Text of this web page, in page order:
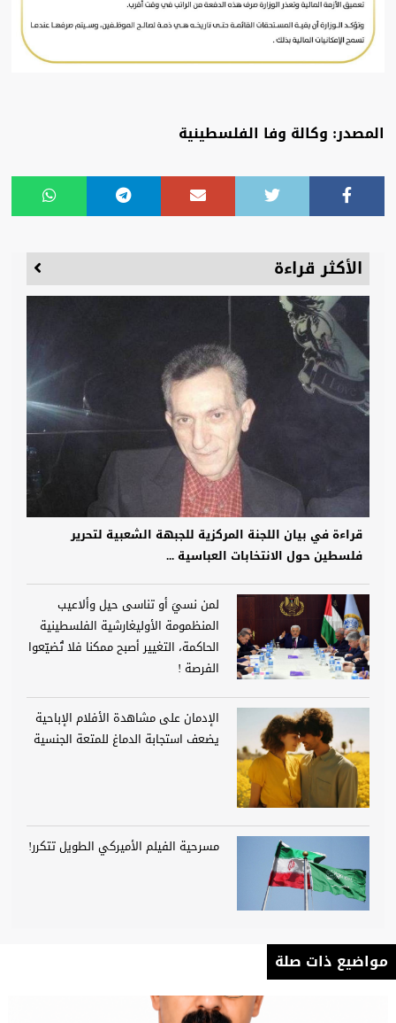
المصدر: وكالة وفا الفلسطينية
الأكثر قراءة
قراءة في بيان اللجنة المركزية للجبهة الشعبية لتحرير
فلسطين حول الانتخابات العباسية ...
لمن نسيَ أو تناسى حيل وألاعيب
المنظمومة الأوليغارشية الفلسطينية
الحاكمة، التغيير أصبح ممكنا فلا تُضيّعوا
الفرصة !
الإدمان على مشاهدة الأفلام الإباحية
يضعف استجابة الدماغ للمتعة الجنسية
مسرحية الفيلم الأميركي الطويل تتكرر!
مواضيع ذات صلة